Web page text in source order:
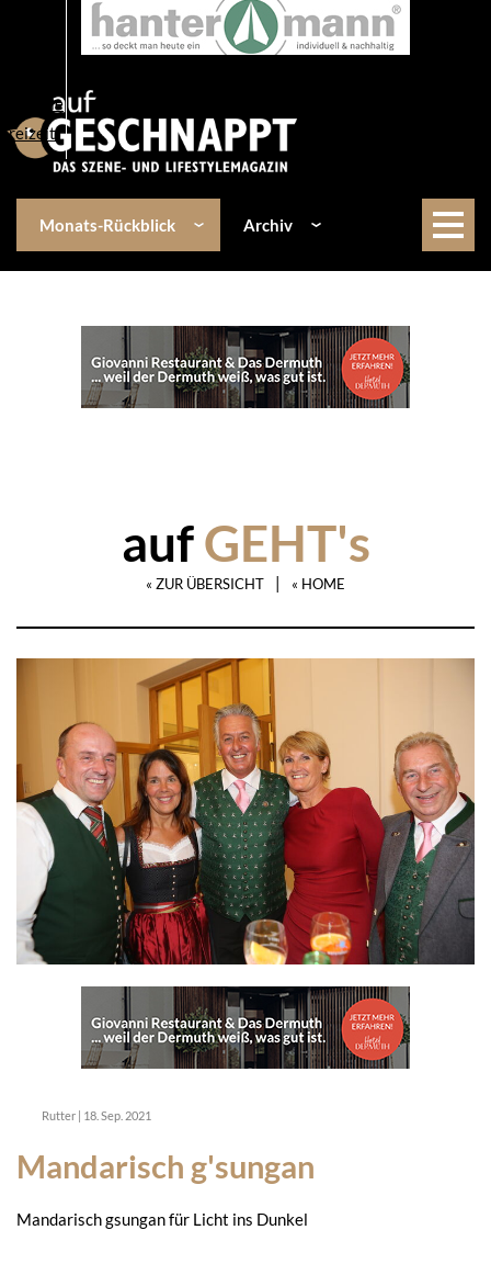
Lifestyle
Freizeit
Monats-Rückblick Archiv
aufGEHT's
« ZUR ÜBERSICHT | « HOME
Rutter | 18. Sep. 2021
Mandarisch g'sungan
Mandarisch gsungan für Licht ins Dunkel